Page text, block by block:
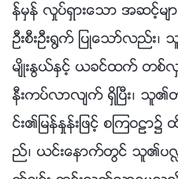
န္မွန္ လႈပ္ရွားေသာ အဆင့္
ဦးစီးဦး႐ြက္ ျပဳေသာ္လည္း
မ်ိဳးႏြယ္ႏွင့္ ယခင္ထက္ တစ္လွ
နီးကပ္လာလ်က္ ရွိၿပီး၊ သူ
င္း၏ျမန္ႏႈန္းျဖင့္ စၾကဝ
ည္၊ ယင္းေနာက္တြင္ သူ၏